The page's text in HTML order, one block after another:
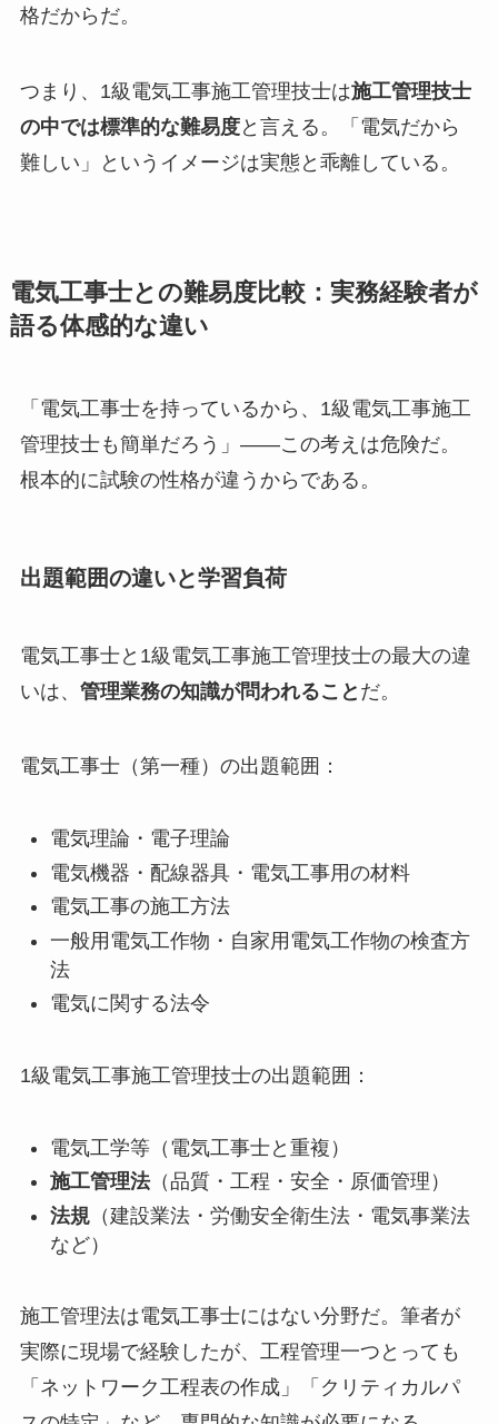
格だからだ。
つまり、1級電気工事施工管理技士は施工管理技士
の中では標準的な難易度と言える。「電気だから
難しい」というイメージは実態と乖離している。
電気工事士との難易度比較：実務経験者が
語る体感的な違い
「電気工事士を持っているから、1級電気工事施工
管理技士も簡単だろう」——この考えは危険だ。
根本的に試験の性格が違うからである。
出題範囲の違いと学習負荷
電気工事士と1級電気工事施工管理技士の最大の違
いは、 管理業務の知識が問われること だ。
電気工事士（第一種）の出題範囲：
電気理論・電子理論
電気機器・配線器具・電気工事用の材料
電気工事の施工方法
一般用電気工作物・自家用電気工作物の検査方
法
電気に関する法令
1級電気工事施工管理技士の出題範囲：
電気工学等（電気工事士と重複）
施工管理法（品質・工程・安全・原価管理）
法規（建設業法・労働安全衛生法・電気事業法
など）
施工管理法は電気工事士にはない分野だ。筆者が
実際に現場で経験したが、工程管理一つとっても
「ネットワーク工程表の作成」「クリティカルパ